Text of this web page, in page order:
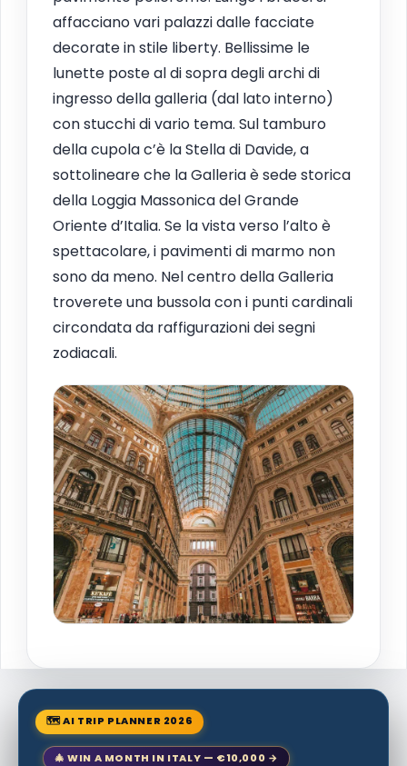
affacciano vari palazzi dalle facciate
decorate in stile liberty. Bellissime le
lunette poste al di sopra degli archi di
ingresso della galleria (dal lato interno)
con stucchi di vario tema. Sul tamburo
della cupola c’è la Stella di Davide, a
sottolineare che la Galleria è sede storica
della Loggia Massonica del Grande
Oriente d’Italia. Se la vista verso l’alto è
spettacolare, i pavimenti di marmo non
sono da meno. Nel centro della Galleria
troverete una bussola con i punti cardinali
circondata da raffigurazioni dei segni
zodiacali.
🗺 AI TRIP PLANNER 2026
🎄 WIN A MONTH IN ITALY — €10,000 →